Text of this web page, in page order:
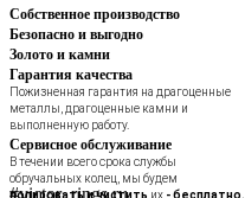
Собственное производство
Безопасно и выгодно
Золото и камни
Гарантия качества
Пожизненная гарантия на драгоценные
металлы, драгоценные камни и
выполненную работу.
Сервисное обслуживание
В течении всего срока службы
обручальных колец, мы будем
полировать и чистить их - бесплатно.
#victor_rings.ru